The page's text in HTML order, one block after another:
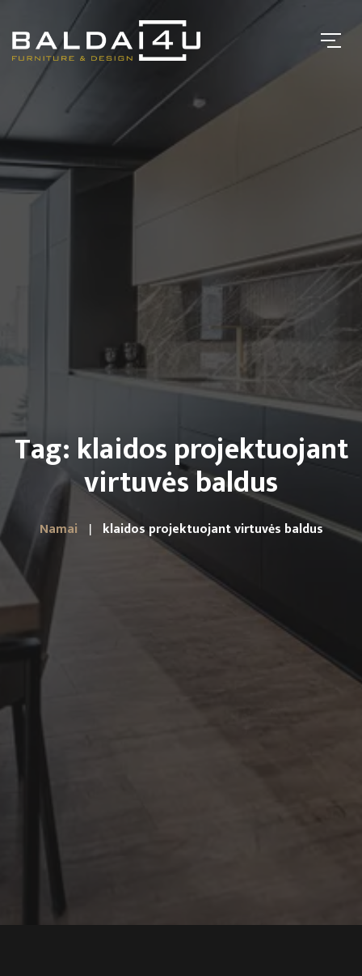
Tag: klaidos projektuojant
virtuvės baldus
Namai klaidos projektuojant virtuvės baldus